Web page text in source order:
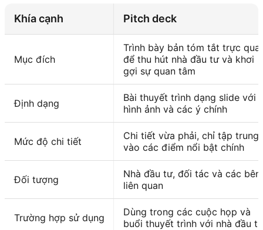
Khía cạnh Pitch deck
Mục đích
Trình bày bản tóm tắt trực
để thu hút nhà đầu tư và khơi
gợi sự quan tâm
Định dạng
Bài thuyết trình dạng slide với
hình ảnh và các ý chính
Mức độ chi tiết
Chi tiết vừa phải, chỉ tập trung
vào các điểm nổi bật chính
Đối tượng
Nhà đầu tư, đối tác và các bên
liên quan
Trường hợp sử dụng
Dùng trong các cuộc họp và
buổi thuyết trình với nhà đầu tư